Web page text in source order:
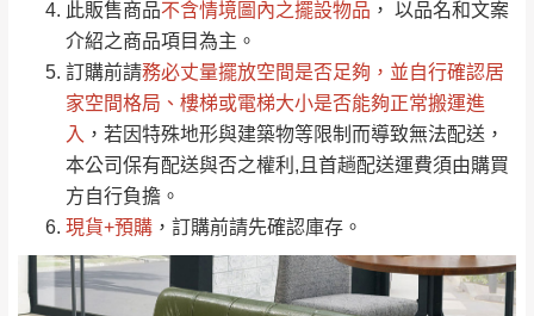
此販售商品不含情境圖內之擺設物品 ， 以品名和文案
介紹之商品項目為主。
訂購前請務必丈量擺放空間是否足夠 ，並自行確認居
家空間格局、 樓梯或電梯大小是否能夠正常搬運進
入 ，若因特殊地形與建築物等限制而導致無法配送，
本公司保有配送與否之權利,且首趟配送運費須由購買
方自行負擔。
現貨+預購 ，訂購前請先確認庫存。
免 運
費
新竹
峨眉鄉、五峰鄉、
橫山、北埔鄉、尖
石鄉、寶山鄉山
區、新埔山區、芎
台北 無
見諒！
接單後二日內(不含例假日)，我們客服會與您
電話聯絡或E-Mail通知確認訂單。
（線上客
服 LINE → @dershin）
下單前先詢問是否現貨 ，若未詢問下單後無
現貨我們客服會再來電或E-Mail與您聯絡
（洽詢方式請搜尋 Line ID →
地區恕無法提供運送 (詳見運送規章)。